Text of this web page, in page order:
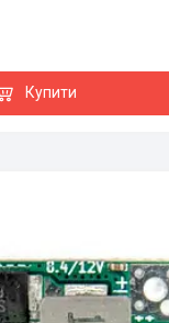
Купити